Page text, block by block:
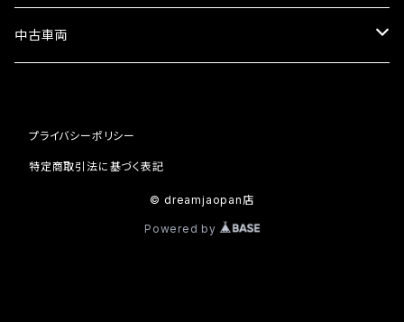
セット
中古車両
ホンダ
プライバシーポリシー
特定商取引法に基づく表記
© dreamjaopan店
Powered by